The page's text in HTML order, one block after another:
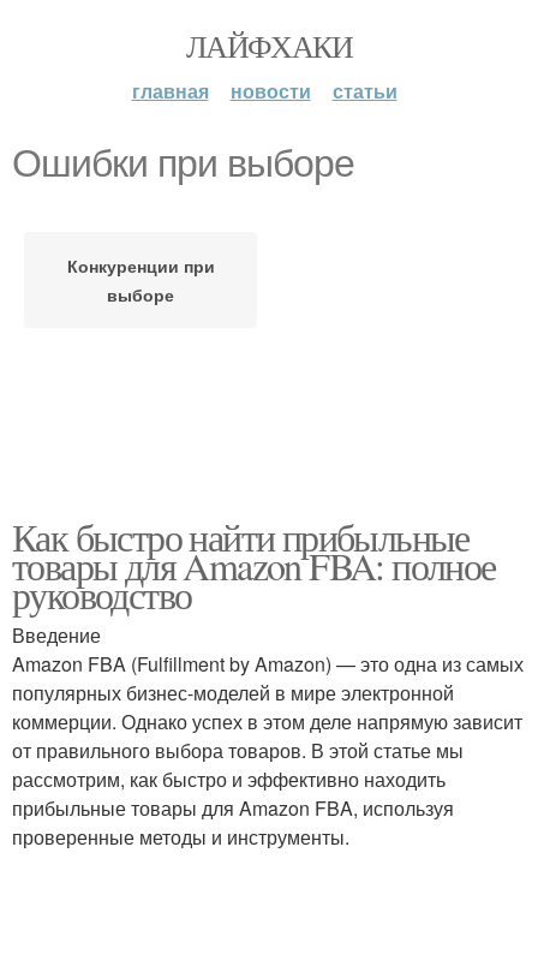
ЛАЙФХАКИ
главная новости статьи
Ошибки при выборе
Конкуренции при
выборе
Как быстро найти прибыльные
товары для Amazon FBA: полное
руководство
Введение
Amazon FBA (Fulfillment by Amazon) — это одна из самых
популярных бизнес-моделей в мире электронной
коммерции. Однако успех в этом деле напрямую зависит
от правильного выбора товаров. В этой статье мы
рассмотрим, как быстро и эффективно находить
прибыльные товары для Amazon FBA, используя
проверенные методы и инструменты.